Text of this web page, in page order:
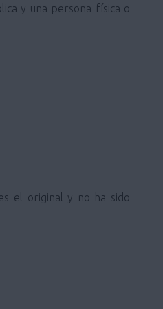
y una persona física o
el original y no ha sido